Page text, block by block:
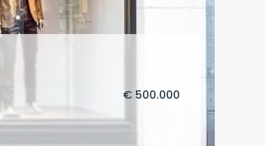
€ 500.000